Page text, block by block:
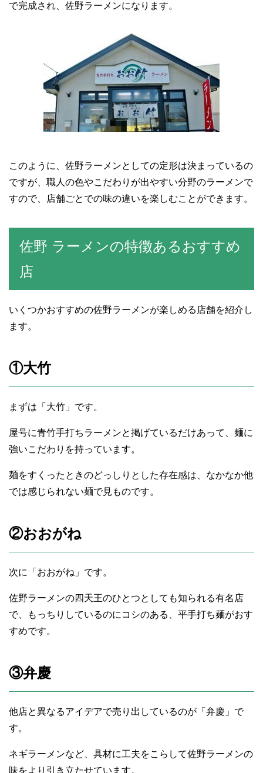
で完成され、佐野ラーメンになります。
このように、佐野ラーメンとしての定形は決まっているの
ですが、職人の色やこだわりが出やすい分野のラーメンで
すので、店舗ごとでの味の違いを楽しむことができます。
佐野 ラーメンの特徴あるおすすめ
店
いくつかおすすめの佐野ラーメンが楽しめる店舗を紹介し
ます。
①大竹
まずは「大竹」です。
屋号に青竹手打ちラーメンと掲げているだけあって、麺に
強いこだわりを持っています。
麺をすくったときのどっしりとした存在感は、なかなか他
では感じられない麺で見ものです。
②おおがね
次に「おおがね」です。
佐野ラーメンの四天王のひとつとしても知られる有名店
で、もっちりしているのにコシのある、平手打ち麺がおす
すめです。
③弁慶
他店と異なるアイデアで売り出しているのが「弁慶」で
す。
ネギラーメンなど、具材に工夫をこらして佐野ラーメンの
味をより引き立たせています。